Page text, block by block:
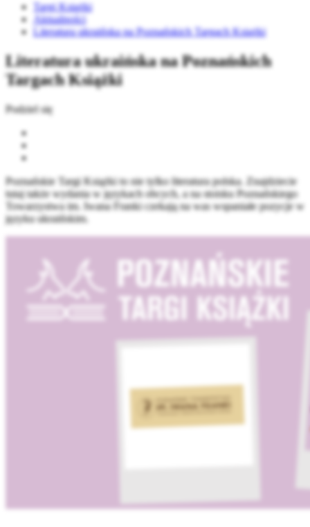
Targi Książki
Aktualności
Literatura ukraińska na Poznańskich Targach Książki
Literatura ukraińska na Poznańskich
Targach Książki
Podziel się
Poznańskie Targi Książki to nie tylko literatura polska. Znajdziecie
tutaj także wydania w językach obcych, a na stoisku Poznańskiego
Towarzystwa im. Iwana Franki czekają na was wspaniałe pozycje w
języku ukraińskim.